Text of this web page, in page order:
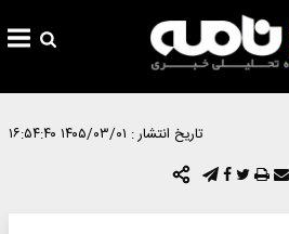
تاریخ انتشار : ۱۴۰۵/۰۳/۰۱ ۱۶:۵۴:۴۰